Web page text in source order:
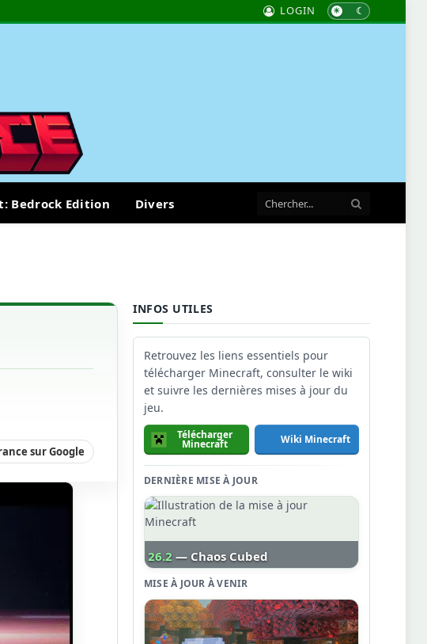
LOGIN
Bedrock Edition Divers
sur Google
INFOS UTILES
Retrouvez les liens essentiels pour
télécharger Minecraft, consulter le wiki
et suivre les dernières mises à jour du
jeu.
Télécharger
Minecraft Wiki Minecraft
DERNIÈRE MISE À JOUR
26.2 — Chaos Cubed
MISE À JOUR À VENIR